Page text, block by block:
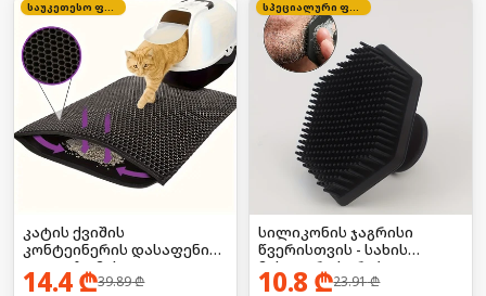
კატის ქვიშის
კონტეინერის დასაფენი
(დიდი ზომის)
14.4₾39.89₾
სილიკონის ჯაგრისი
წვერისთვის - სახის
მასაჟორი სკრაბი
10.8 ₾23.91₾